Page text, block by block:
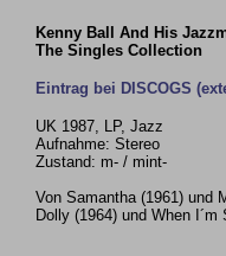
Kenny Ball And His
The Singles Collection
Eintrag bei DISCOGS
UK 1987, LP, Jazz
Aufnahme: Stereo
Zustand: m- / mint-
Von Samantha (1961) und
Dolly (1964) und When